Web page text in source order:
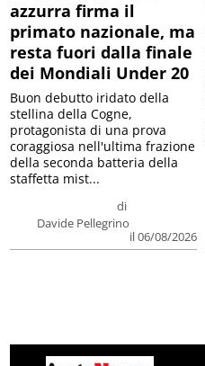
azzurra firma il
primato nazionale, ma
resta fuori dalla finale
dei Mondiali Under 20
di
Davide Pellegrino
il 06/08/2026
Buon debutto iridato della
stellina della Cogne,
protagonista di una prova
coraggiosa nell'ultima frazione
della seconda batteria della
staffetta mist...